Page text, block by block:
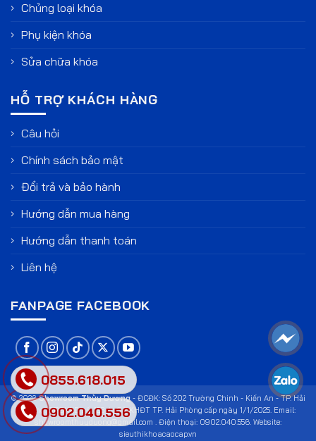
Chủng loại khóa
Phụ kiện khóa
Sửa chữa khóa
HỖ TRỢ KHÁCH HÀNG
Câu hỏi
Chính sách bảo mật
Đổi trả và bảo hành
Hướng dẫn mua hàng
Hướng dẫn thanh toán
Liên hệ
FANPAGE FACEBOOK
0902.040.556
0855.618.015
© 2026Showroom Thùy Dương- ĐCĐK: Số 202 Trường Chinh - Kiến An - TP. Hải
Phòng. GPĐKKD số: 123 do Sở KHĐT TP. Hải Phòng cấp ngày 1/1/2025. Email:
showroomthuyduong@gmail.com . Điện thoại: 0902.040.556. Website:
sieuthikhoacaocap.vn